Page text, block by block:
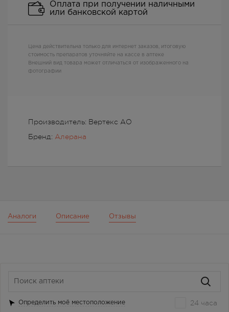
Производитель: Вертекс АО
Бренд: Алерана
Оплата при получении наличными
или банковской картой
Цена действительна только для интернет заказов, итоговую
стоимость препаратов уточняйте на кассе в аптеке
Внешний вид товара может отличаться от изображенного на
фотографии
Аналоги Описание Отзывы
Определить моё местоположение 24 часа